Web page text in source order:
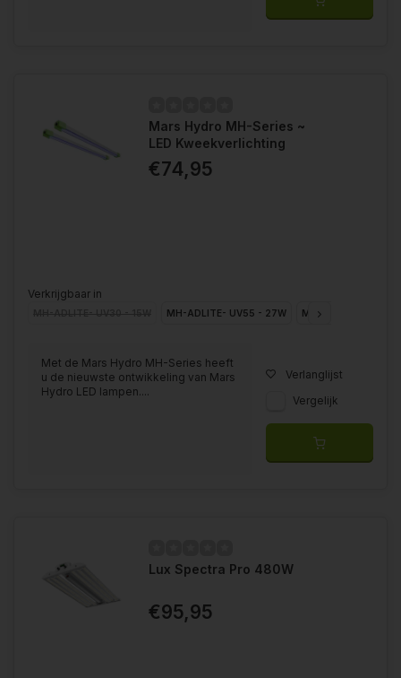
Mars Hydro MH-Series ~
LED Kweekverlichting
€74,95
Verkrijgbaar in
MH-ADLITE- UV55 - 27W MH-ADLITE- IR15 -
Met de Mars Hydro MH-Series heeft
u de nieuwste ontwikkeling van Mars
Hydro LED lampen....
Verlanglijst
Vergelijk
Lux Spectra Pro 480W
€95,95